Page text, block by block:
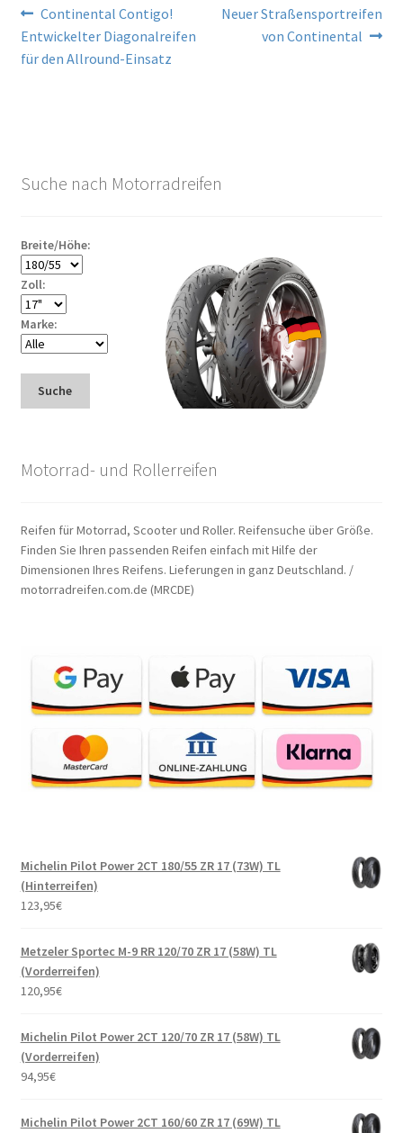
Beitragsnavigation
Vorheriger
Beitrag:
Continental Contigo!
Entwickelter Diagonalreifen
für den Allround-Einsatz
Nächster
Beitrag:
Neuer Straßensportreifen
von Continental
Suche nach Motorradreifen
Breite/Höhe:
Zoll:
Marke:
Suche
Motorrad- und Rollerreifen
Reifen für Motorrad, Scooter und Roller. Reifensuche über Größe.
Finden Sie Ihren passenden Reifen einfach mit Hilfe der
Dimensionen Ihres Reifens. Lieferungen in ganz Deutschland. /
motorradreifen.com.de (MRCDE)
Michelin Pilot Power 2CT 180/55 ZR 17 (73W) TL
(Hinterreifen)
123,95€
Metzeler Sportec M-9 RR 120/70 ZR 17 (58W) TL
(Vorderreifen)
120,95€
Michelin Pilot Power 2CT 120/70 ZR 17 (58W) TL
(Vorderreifen)
94,95€
Michelin Pilot Power 2CT 160/60 ZR 17 (69W) TL